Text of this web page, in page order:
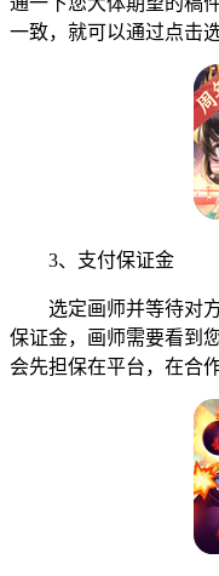
一致，就可以通过点击
3、支付保证金
选定画师并等待对方
保证金，画师需要看到
会先担保在平台，在合